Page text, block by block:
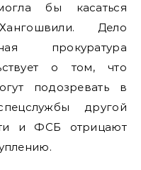
бы касаться
Дело
прокуратура
о том, что
подозревать в
другой
и ФСБ отрицают